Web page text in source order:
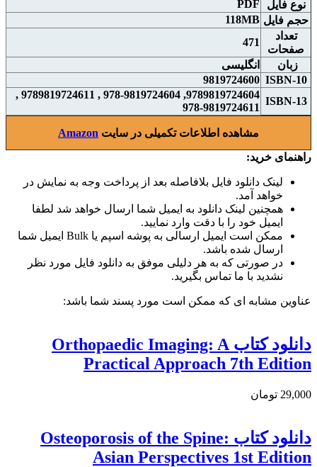
نوع فايل
PDF
حجم فايل 118MB
تعداد
صفحات
471
زبان
انگلیسی
ISBN-10
9819724600
ISBN-13
9789819724604, 978-9819724604 , 9789819724611 ,
978-9819724611
مشاهده اطلاعات تکمیلی در سایت Amazon
راهنمای خرید:
لینک دانلود فایل بلافاصله بعد از پرداخت وجه به نمایش در
خواهد آمد.
همچنین لینک دانلود به ایمیل شما ارسال خواهد شد لطفا
ایمیل خود را با دقت وارد نمایید.
ممکن است ایمیل ارسالی به پوشه اسپم یا Bulk ایمیل شما
ارسال شده باشد.
در صورتی که به هر دلیلی موفق به دانلود فایل مورد نظر
نشدید با ما تماس بگیرید.
عناوین مشابه ای که ممکن است مورد پسند شما باشد:
دانلود کتاب Orthopaedic Imaging: A
Practical Approach 7th Edition
29,000 تومان
دانلود کتاب Osteoporosis of the Spine:
Asian Perspectives 1st Edition